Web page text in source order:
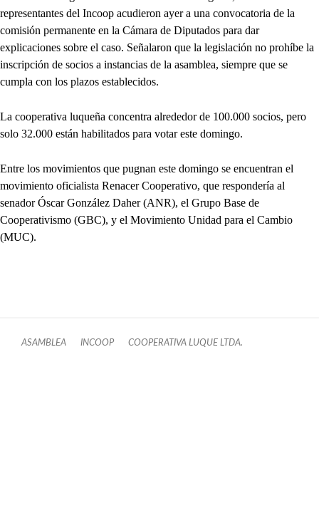
representantes del Incoop acudieron ayer a una convocatoria de la
comisión permanente en la Cámara de Diputados para dar
explicaciones sobre el caso. Señalaron que la legislación no prohíbe la
inscripción de socios a instancias de la asamblea, siempre que se
cumpla con los plazos establecidos.
La cooperativa luqueña concentra alrededor de 100.000 socios, pero
solo 32.000 están habilitados para votar este domingo.
Entre los movimientos que pugnan este domingo se encuentran el
movimiento oficialista Renacer Cooperativo, que respondería al
senador Óscar González Daher (ANR), el Grupo Base de
Cooperativismo (GBC), y el Movimiento Unidad para el Cambio
(MUC).
ASAMBLEA INCOOP COOPERATIVA LUQUE LTDA.